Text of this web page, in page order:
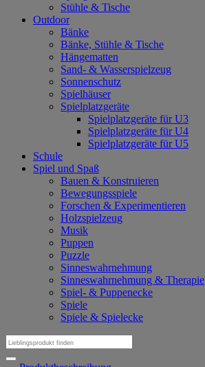
Stühle & Tische
Outdoor
Bänke
Bänke, Stühle & Tische
Hängematten
Sand- & Wasserspielzeug
Sonnenschutz
Spielhäuser
Spielplatzgeräte
Spielplatzgeräte für U3
Spielplatzgeräte für U4
Spielplatzgeräte für U5
Schule
Spiel und Spaß
Bauen & Konstruieren
Bewegungsspiele
Forschen & Experimentieren
Holzspielzeug
Musik
Puppen
Puzzle
Sinneswahrnehmung
Sinneswahrnehmung & Therapie
Spiel- & Puppenecke
Spiele
Spiele & Spielecke
Suchen
nach: